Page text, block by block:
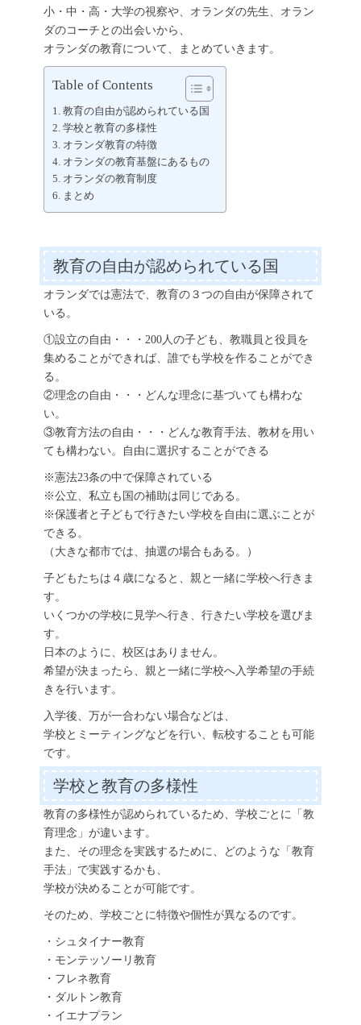
小・中・高・大学の視察や、オランダの先生、オラン
ダのコーチとの出会いから、
オランダの教育について、まとめていきます。
Table of Contents
教育の自由が認められている国
学校と教育の多様性
オランダ教育の特徴
オランダの教育基盤にあるもの
オランダの教育制度
まとめ
教育の自由が認められている国
オランダでは憲法で、教育の３つの自由が保障されて
いる。
①設立の自由・・・200人の子ども、教職員と役員を
集めることができれば、誰でも学校を作ることができ
る。
②理念の自由・・・どんな理念に基づいても構わな
い。
③教育方法の自由・・・どんな教育手法、教材を用い
ても構わない。自由に選択することができる
※憲法23条の中で保障されている
※公立、私立も国の補助は同じである。
※保護者と子どもで行きたい学校を自由に選ぶことが
できる。
（大きな都市では、抽選の場合もある。）
子どもたちは４歳になると、親と一緒に学校へ行きま
す。
いくつかの学校に見学へ行き、行きたい学校を選びま
す。
日本のように、校区はありません。
希望が決まったら、親と一緒に学校へ入学希望の手続
きを行います。
入学後、万が一合わない場合などは、
学校とミーティングなどを行い、転校することも可能
です。
学校と教育の多様性
教育の多様性が認められているため、学校ごとに「教
育理念」が違います。
また、その理念を実践するために、どのような「教育
手法」で実践するかも、
学校が決めることが可能です。
そのため、学校ごとに特徴や個性が異なるのです。
・シュタイナー教育
・モンテッソーリ教育
・フレネ教育
・ダルトン教育
・イエナプラン